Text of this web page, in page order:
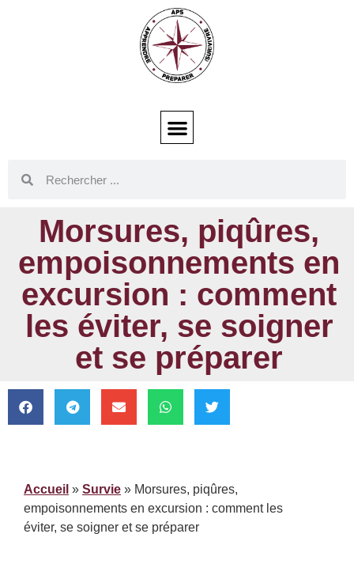
Morsures, piqûres,
empoisonnements en
excursion : comment
les éviter, se soigner
et se préparer
Accueil » Survie » Morsures, piqûres,
empoisonnements en excursion : comment les
éviter, se soigner et se préparer